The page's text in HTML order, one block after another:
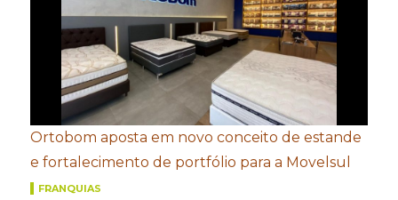
Ortobom aposta em novo conceito de estande
e fortalecimento de portfólio para a Movelsul
FRANQUIAS